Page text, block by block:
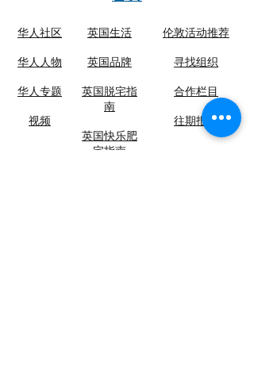
华人社区
华人人物
华人专题
视频
英国生活​
英国品牌
英国脱宅指
南
英国快乐肥
宅指南
伦敦活动推荐
​寻找组织
合作栏目
​往期报纸